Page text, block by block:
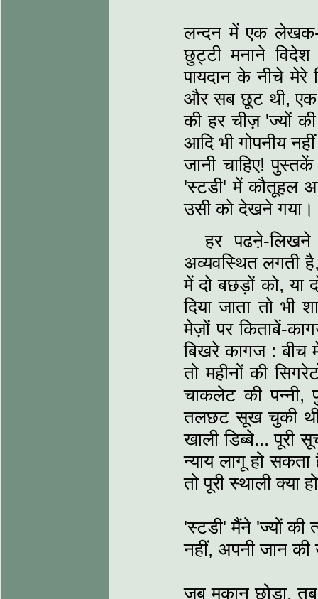
लन्दन में एक
छुट्टी मनाने
पायदान के नीचे
और सब छूट थी, एक
की हर चीज़ 'ज्यों
आदि भी गोपनीय
जानी चाहिए!
'स्टडी' में कौतूहल
उसी को देखने गया।
हर पढऩे-
अव्यवस्थित लगती
में दो बछड़ों को, या
दिया जाता तो
मेज़ों पर किताबें-
बिखरे कागज : बीच में
तो महीनों की
चाकलेट की पन्नी,
तलछट सूख चुकी थी
खाली डिब्बे... पूरी
न्याय लागू हो
तो पूरी स्थाली क्या
'स्टडी' मैंने 'ज्यों की
नहीं, अपनी जान की
जब मकान छोड़ा,